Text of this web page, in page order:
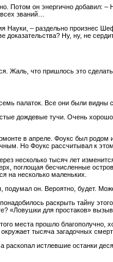
Потом он энергично
званий…
Науки, – раздельно произнес
доказательства? Ну, ну, не
Жаль, что пришлось это
палаток. Все они были
дождевые тучи. Очень
в апреле. Фоукс был родом
Но Фоукс рассчитывал к
несколько тысяч лет
поглощая бесчисленные
на несколько маленьких.
он. Вероятно, будет.
раскрыть тайну
«Ловушки для простаков»
места прошло благополучно,
тысяча загадочных
истлевшие останки